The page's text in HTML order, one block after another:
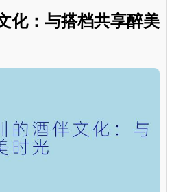
化：与搭档共享醉美